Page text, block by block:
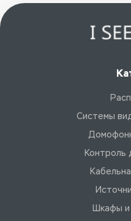
Системы
Контроль
Шкафы и